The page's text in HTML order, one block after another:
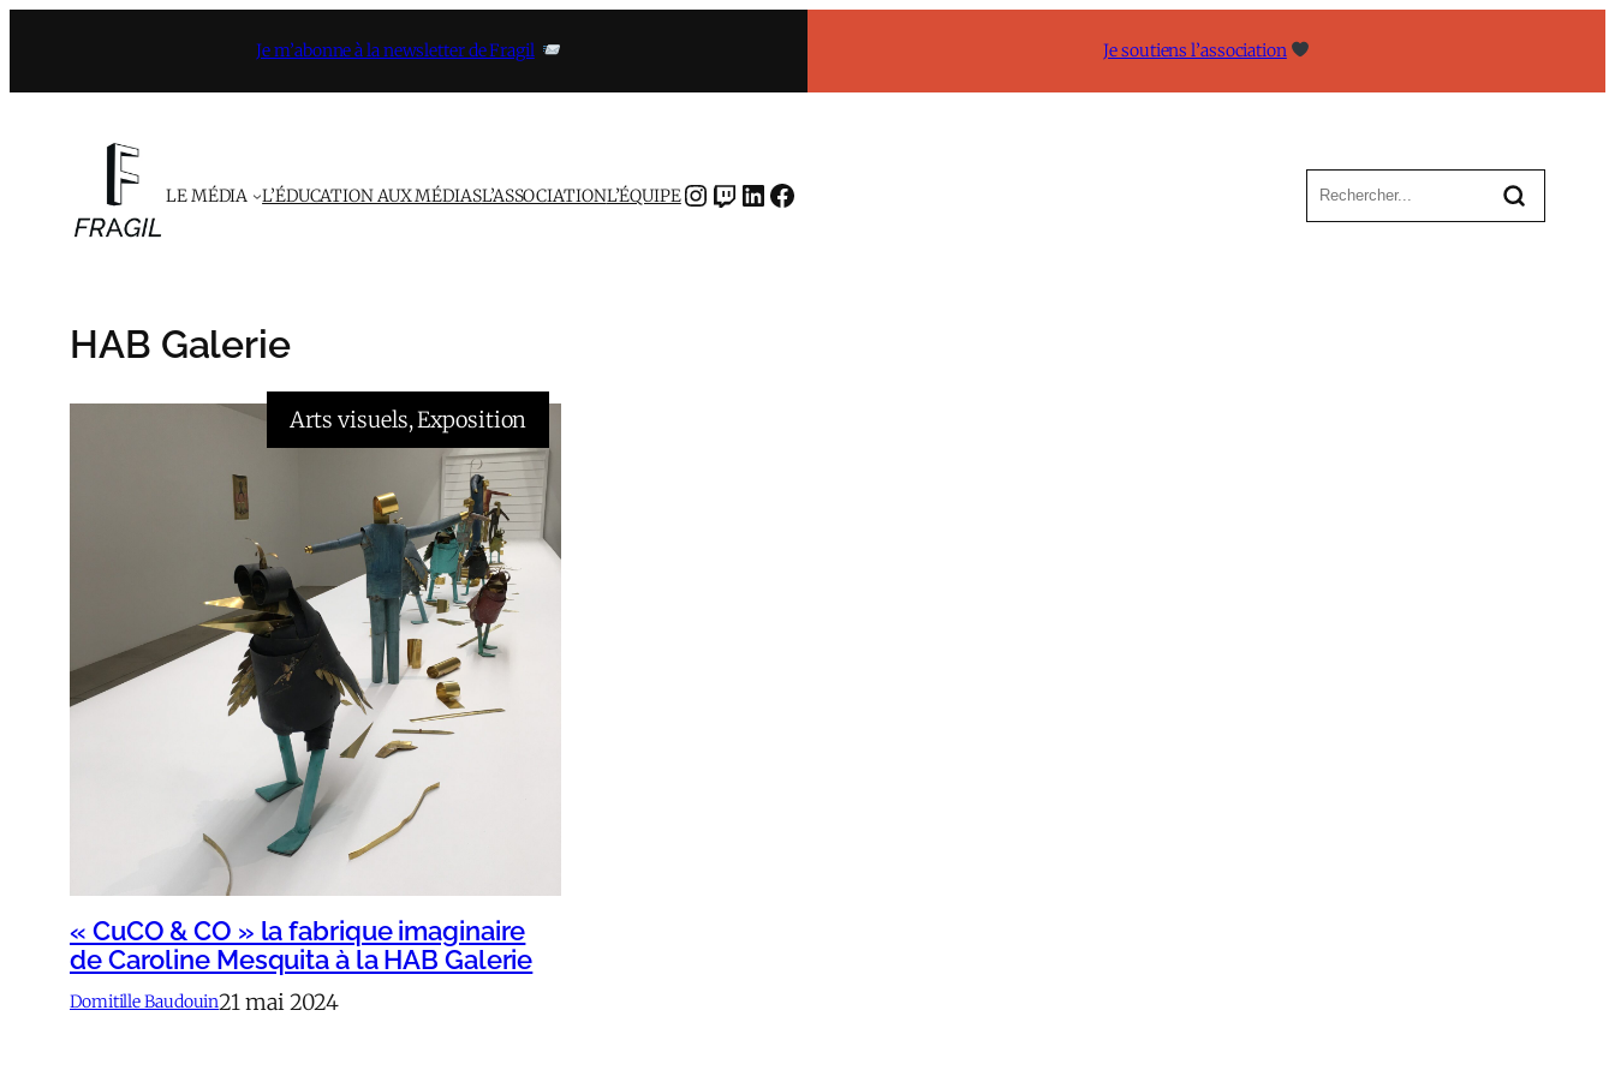
contenu
Je m’abonne à la newsletter de Fragil Je soutiens l’association
LE MÉDIA L’ÉDUCATION AUX MÉDIASL’ASSOCIATIONL’ÉQUIPEINSTAGRAMTWITCH LINKEDIN FACEBOOK
HAB Galerie
Arts visuels, Exposition
« CuCO & CO » la fabrique imaginaire
de Caroline Mesquita à la HAB Galerie
Domitille Baudouin21 mai 2024